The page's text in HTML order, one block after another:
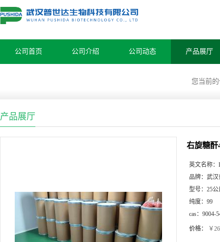
公司首页 公司介绍 公司动态 产品展厅
您当前
产品展厅
右旋糖酐
英文名称：
品牌： 武汉
型号： 25公
纯度： 99
cas： 9004-
价格： ￥